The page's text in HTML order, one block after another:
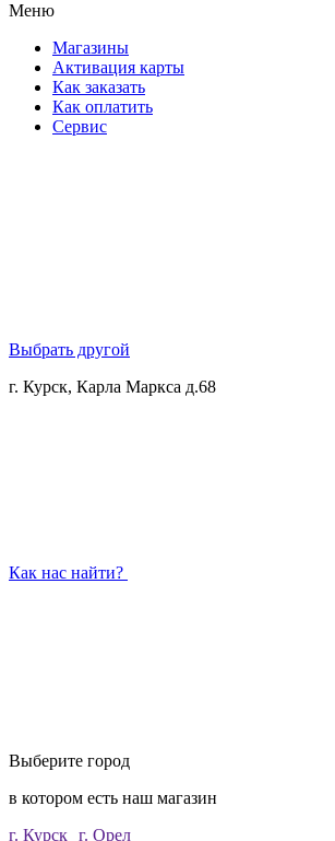
Меню
Магазины
Активация карты
Как заказать
Как оплатить
Сервис
Выбрать другой
г. Курск, Карла Маркса д.68
Как нас найти?
Выберите город
в котором есть наш магазин
г. Курск г. Орел